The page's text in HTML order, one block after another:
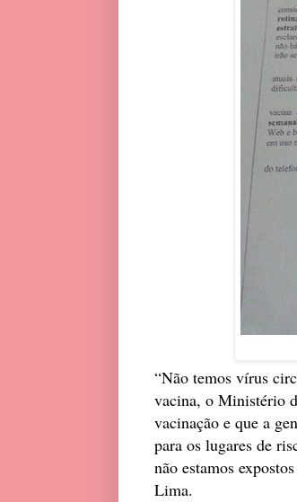
“Não temos vírus
vacina, o Ministério
vacinação e que a
para os lugares de
não estamos
Lima.